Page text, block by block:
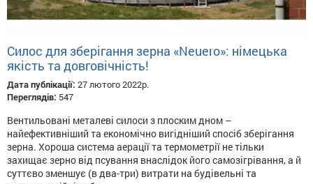
Силос для зберігання зерна «Neuero»: німецька
якість та довговічність!
Дата публікації: 27 лютого 2022р.
Переглядів: 547
Вентильовані металеві силоси з плоским дном –
найефективніший та економічно вигідніший спосіб зберігання
зерна. Хороша система аерації та термометрії не тільки
захищає зерно від псування внаслідок його самозігрівання, а й
суттєво зменшує (в два-три) витрати на будівельні та